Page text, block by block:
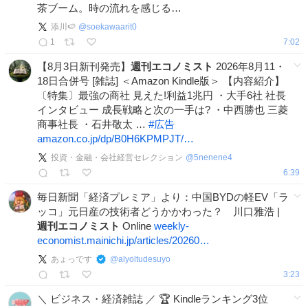
茶ブーム。時の流れを感じる…
添川🍉 @soekawaarit0
1
7:02
【8月3日新刊発売】 週刊エコノミスト 2026年8月11・
18日合併号 [雑誌] ＜Amazon Kindle版＞ 【内容紹介】
〔特集〕最強の商社 見えた!利益1兆円 ・大手6社 社長
インタビュー 成長戦略と次の一手は? ・中西勝也 三菱
商事社長 ・石井敬太 … #広告
amazon.co.jp/dp/B0H6KPMPJT/…
投資・金融・会社経営セレクション @5nenene4
6:39
毎日新聞「経済プレミア」より：中国BYDの軽EV「ラ
ッコ」元日産の技術者どうかかわった？ 川口雅浩 |
週刊エコノミスト Online weekly-
economist.mainichi.jp/articles/20260…
あょっです @alyoltudesuyo
3:23
＼ ビジネス・経済雑誌 ／ 🏆 Kindleランキング3位